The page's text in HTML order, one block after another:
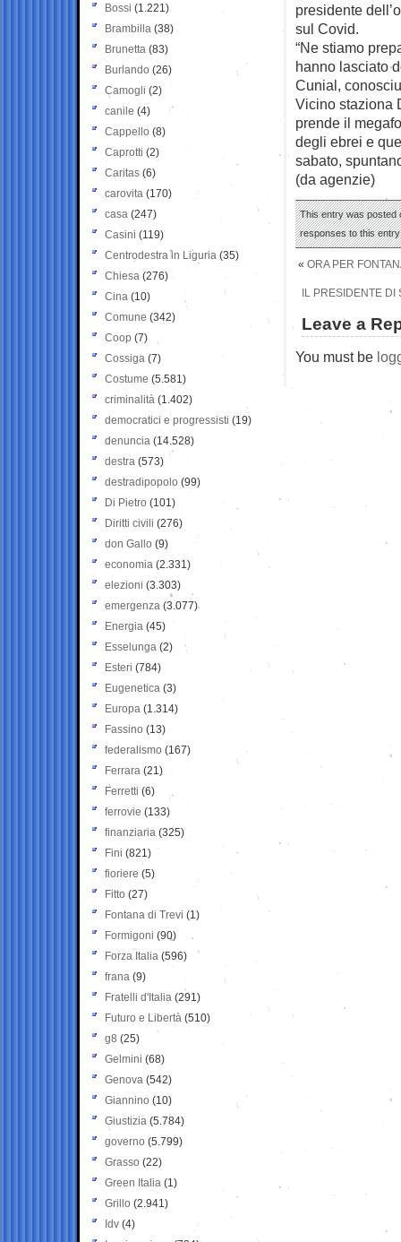
presidente
sul Covid.
“Ne stiamo
hanno lasciato
Cunial,
Vicino staziona
prende il
degli ebrei e
sabato,
(da agenzie)
This entry was posted
responses to this
« ORA PER
IL PRESIDENTE DI
Leave a
You must be
Bossi (1.221)
Brambilla (38)
Brunetta (83)
Burlando (26)
Camogli (2)
canile (4)
Cappello (8)
Caprotti (2)
Caritas (6)
carovita (170)
casa (247)
Casini (119)
Centrodestra in Liguria (35)
Chiesa (276)
Cina (10)
Comune (342)
Coop (7)
Cossiga (7)
Costume (5.581)
criminalità (1.402)
democratici e progressisti (19)
denuncia (14.528)
destra (573)
destradipopolo (99)
Di Pietro (101)
Diritti civili (276)
don Gallo (9)
economia (2.331)
elezioni (3.303)
emergenza (3.077)
Energia (45)
Esselunga (2)
Esteri (784)
Eugenetica (3)
Europa (1.314)
Fassino (13)
federalismo (167)
Ferrara (21)
Ferretti (6)
ferrovie (133)
finanziaria (325)
Fini (821)
fioriere (5)
Fitto (27)
Fontana di Trevi (1)
Formigoni (90)
Forza Italia (596)
frana (9)
Fratelli d'Italia (291)
Futuro e Libertà (510)
g8 (25)
Gelmini (68)
Genova (542)
Giannino (10)
Giustizia (5.784)
governo (5.799)
Grasso (22)
Green Italia (1)
Grillo (2.941)
Idv (4)